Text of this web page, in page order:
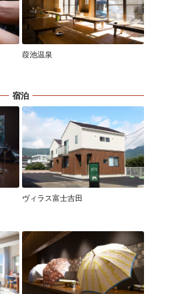
葭池温泉
宿泊
ヴィラス富士吉田